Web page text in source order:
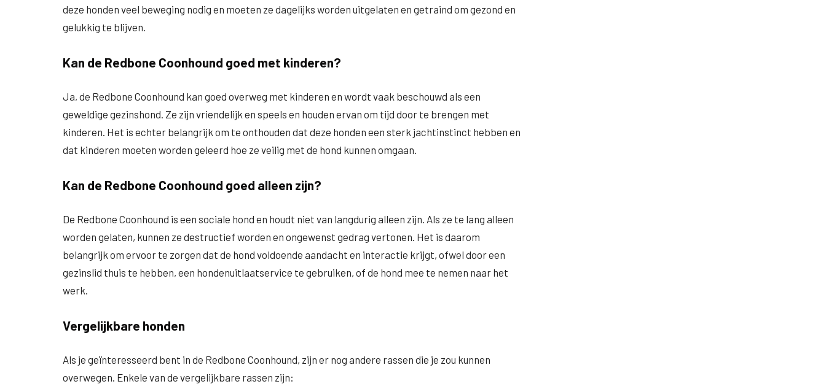
deze honden veel beweging nodig en moeten ze dagelijks worden uitgelaten en getraind om gezond en
gelukkig te blijven.
Kan de Redbone Coonhound goed met kinderen?
Ja, de Redbone Coonhound kan goed overweg met kinderen en wordt vaak beschouwd als een
geweldige gezinshond. Ze zijn vriendelijk en speels en houden ervan om tijd door te brengen met
kinderen. Het is echter belangrijk om te onthouden dat deze honden een sterk jachtinstinct hebben en
dat kinderen moeten worden geleerd hoe ze veilig met de hond kunnen omgaan.
Kan de Redbone Coonhound goed alleen zijn?
De Redbone Coonhound is een sociale hond en houdt niet van langdurig alleen zijn. Als ze te lang alleen
worden gelaten, kunnen ze destructief worden en ongewenst gedrag vertonen. Het is daarom
belangrijk om ervoor te zorgen dat de hond voldoende aandacht en interactie krijgt, ofwel door een
gezinslid thuis te hebben, een hondenuitlaatservice te gebruiken, of de hond mee te nemen naar het
werk.
Vergelijkbare honden
Als je geïnteresseerd bent in de Redbone Coonhound, zijn er nog andere rassen die je zou kunnen
overwegen. Enkele van de vergelijkbare rassen zijn: